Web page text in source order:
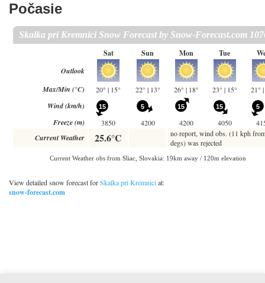
Počasie
View detailed snow forecast forSkalka pri Kremniciat:
snow-forecast.com